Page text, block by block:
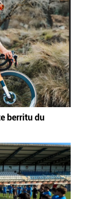
berritu du